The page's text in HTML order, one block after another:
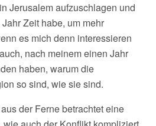
Jerusalem aufzuschlagen und
Zeit habe, um mehr
es mich denn interessieren
nach meinem einen Jahr
haben, warum die
so sind, wie sie sind.
der Ferne betrachtet eine